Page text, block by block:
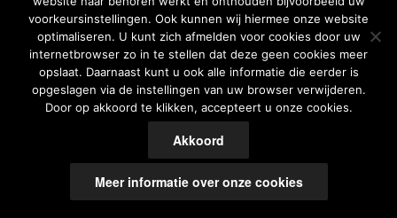
voorkeursinstellingen. Ook kunnen wij hiermee onze website
optimaliseren. U kunt zich afmelden voor cookies door uw
internetbrowser zo in te stellen dat deze geen cookies meer
opslaat. Daarnaast kunt u ook alle informatie die eerder is
opgeslagen via de instellingen van uw browser verwijderen.
Door op akkoord te klikken, accepteert u onze cookies.
Akkoord
Meer informatie over onze cookies